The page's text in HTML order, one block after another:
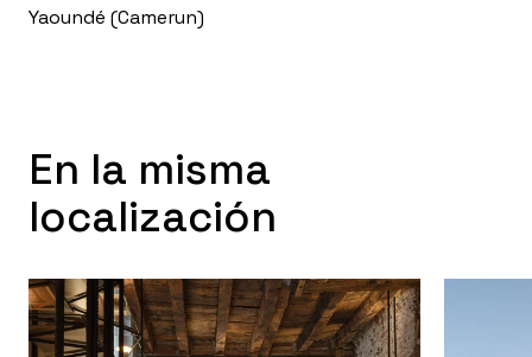
Yaoundé (Camerun)
En la misma
localización